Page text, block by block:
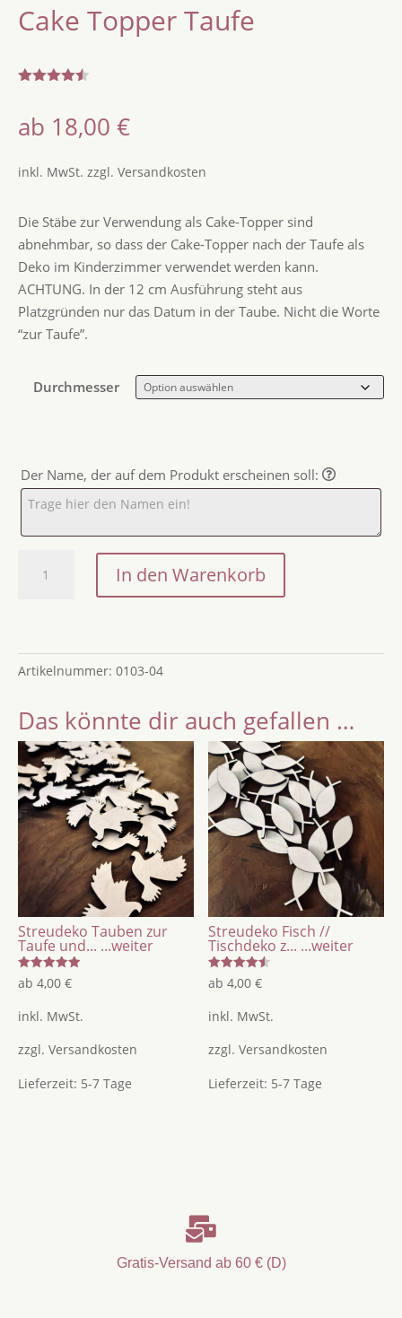
Cake Topper Taufe
von 5,
basierend
wertungen
ab 18,00 €
inkl. MwSt. zzgl. Versandkosten
Die Stäbe zur Verwendung als Cake-Topper sind
abnehmbar, so dass der Cake-Topper nach der Taufe als
Deko im Kinderzimmer verwendet werden kann.
ACHTUNG. In der 12 cm Ausführung steht aus
Platzgründen nur das Datum in der Taube. Nicht die Worte
“zur Taufe”.
Durchmesser
Der Name, der auf dem Produkt erscheinen soll:
Topper
In den Warenkorb
Artikelnummer: 0103-04
Das könnte dir auch gefallen …
Streudeko Tauben zur
Taufe und... ...weiter
Bewertet
mit
von 5
ab 4,00 €
inkl. MwSt.
zzgl. Versandkosten
Lieferzeit: 5-7 Tage
Streudeko Fisch //
Tischdeko z... ...weiter
Bewertet
mit
von 5
ab4,00€
inkl. MwSt.
zzgl.Versandkosten
Lieferzeit: 5-7 Tage

Gratis-Versand ab 60 € (D)